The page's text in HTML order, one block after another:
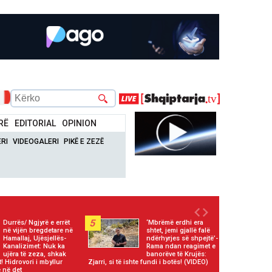
EDITORIAL OPINION
VIDEOGALERI PIKË E ZEZË
Durrës/ Ngjyrë e errët
në vijën bregdetare në
Hamallaj, Ujësjellës-
Kanalizimet: Nuk ka
ujëra të zeza, shkak
Hidrovori i mbyllur
në det
5
‘Mbrëmë erdhi era
shtet, jemi gjallë falë
ndërhyrjes së shpejtë’-
Rama ndan reagimet e
banorëve të Krujës:
Zjarri, si të ishte fundi i botës! (VIDEO)